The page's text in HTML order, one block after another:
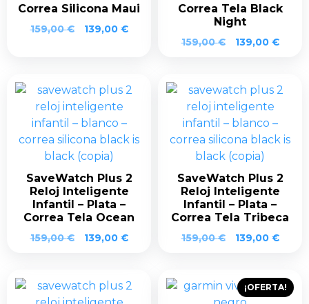
Correa Silicona Maui
159,00€
El
159,00 €.
139,00 €El
139,00 €.
Correa Tela Black
Night
159,00€
El
era:
159,00 €.
139,00 €El
SaveWatch Plus 2
Reloj Inteligente
Infantil – Plata –
Correa Tela Ocean
159,00€
El
era:
159,00 €.
139,00 €El
139,00 €.
SaveWatch Plus 2
Reloj Inteligente
Infantil – Plata –
Correa Tela Tribeca
159,00€
El
era:
159,00 €.
139,00 €El
es:
¡OFERTA!